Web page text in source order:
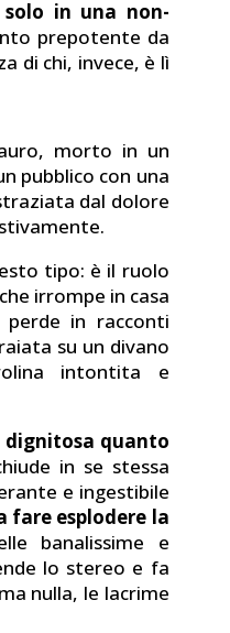
in una non-
prepotente da
di chi, invece, è lì
morto in un
pubblico con una
dal dolore
tipo: è il ruolo
irrompe in casa
perde in racconti
su un divano
intontita e
dignitosa quanto
in se stessa
e ingestibile
fare esplodere la
banalissime e
lo stereo e fa
nulla, le lacrime